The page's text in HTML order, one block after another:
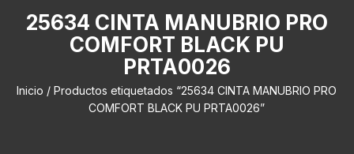
25634 CINTA MANUBRIO PRO
COMFORT BLACK PU
PRTA0026
Inicio / Productos etiquetados “25634 CINTA MANUBRIO PRO
COMFORT BLACK PU PRTA0026”